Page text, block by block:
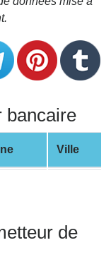
bancaire
Ville
de